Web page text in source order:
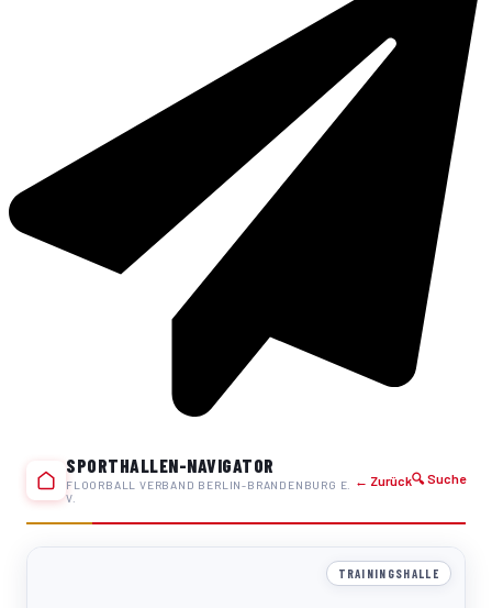
SPORTHALLEN-NAVIGATOR
FLOORBALL VERBAND BERLIN-BRANDENBURG E.
V.
← Zurück🔍 Suche
TRAININGSHALLE